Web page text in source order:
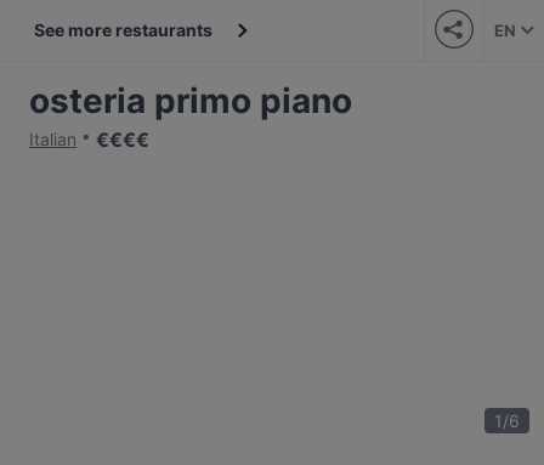
See more restaurants EN
osteria primo piano
Italian €€€€
1/6